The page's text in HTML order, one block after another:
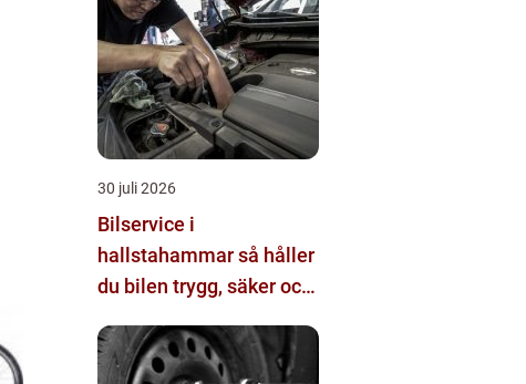
30 juli 2026
Bilservice i
hallstahammar så håller
du bilen trygg, säker och